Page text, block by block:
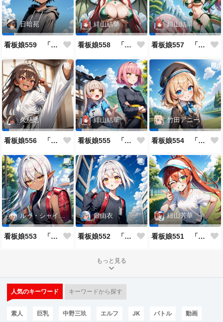
日暗苑
看板娘559 「日暗苑のよもやま話」
緋山結華
看板娘558 「緋山結華」キャラクター紹介
緋山結華
看板娘557 「其々の再会」
久慈透
看板娘556 「久慈透のよもやま話」
緋山結華
看板娘555 「帰還、そして目覚め。」
竹田アニー
看板娘554 「竹田アニーのよもやま話」
ルゥ・シャイニー
看板娘553 「ルゥ・シャイニーのよもやま話」
銀由衣
看板娘552 「銀由衣」
緋山芳華
看板娘551 「緋山芳華のよもやま話」
もっと見る
人気のキーワード キーワードから探す
素人 巨乳 中野三玖 エルフ JK バトル 動画